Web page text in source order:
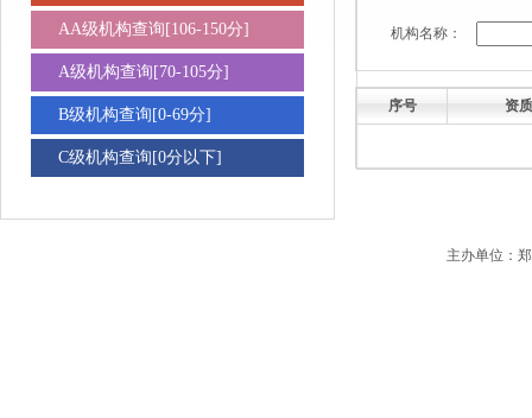
AA级机构查询[106-150分]
A级机构查询[70-105分]
B级机构查询[0-69分]
C级机构查询[0分以下]
机构名称：
序号 资
主办单位：